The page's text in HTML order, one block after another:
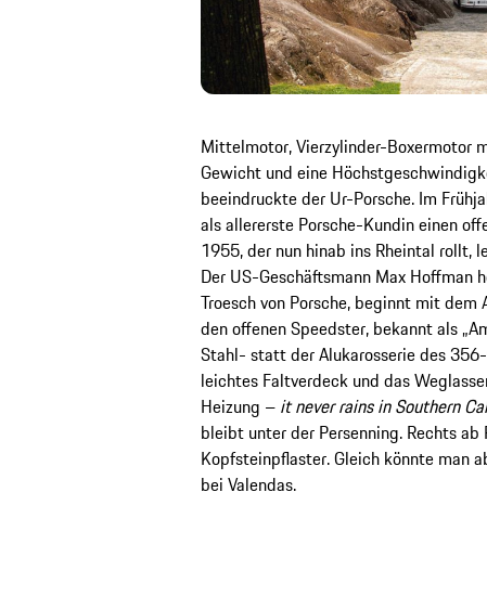
Mittelmotor, Vierzylinder-Boxermotor
Gewicht und eine
beeindruckte der Ur-Porsche. Im
als allererste Porsche-Kundin einen
1955, der nun hinab ins Rheintal rollt,
Der US-Geschäftsmann Max Hoffman
Troesch von Porsche, beginnt mit
den offenen Speedster, bekannt als
Stahl- statt der Alukarosserie des
leichtes Faltverdeck und das
Heizung – it never rains in Southern
bleibt unter der Persenning. Rechts
Kopfsteinpflaster. Gleich könnte man
bei Valendas.